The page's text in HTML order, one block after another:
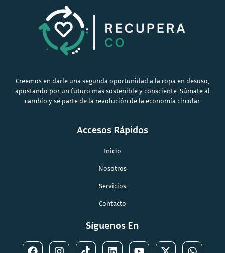
Creemos en darle una segunda oportunidad a la ropa en desuso,
apostando por un futuro más sostenible y consciente. Súmate al
cambio y sé parte de la revolución de la economía circular.
Accesos Rápidos
Inicio
Nosotros
Servicios
Contacto
Síguenos En